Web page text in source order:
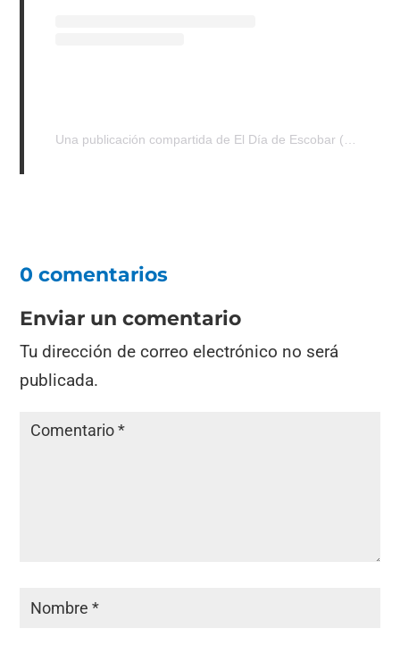
0 comentarios
Enviar un comentario
Tu dirección de correo electrónico no será
publicada.